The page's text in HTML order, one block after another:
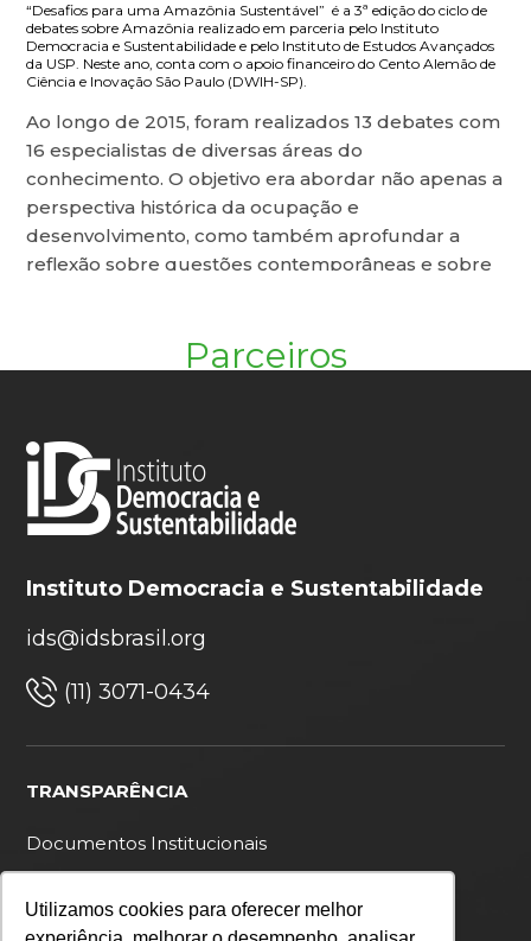
Utilizamos cookies para oferecer melhor
“Desafios para uma Amazônia Sustentável” é a 3ª edição do ciclo de
debates sobre Amazônia realizado em parceria pelo Instituto
Democracia e Sustentabilidade e pelo Instituto de Estudos Avançados
da USP. Neste ano, conta com o apoio financeiro do Cento Alemão de
Ciência e Inovação São Paulo (DWIH-SP).
Ao longo de 2015, foram realizados 13 debates com
16 especialistas de diversas áreas do
conhecimento. O objetivo era abordar não apenas a
perspectiva histórica da ocupação e
desenvolvimento, como também aprofundar a
reflexão sobre questões contemporâneas e sobre
sustentável dos recursos naturais; o
transfronteiriça.
Parceiros
Instituto Democracia e Sustentabilidade
ids@idsbrasil.org
(11) 3071-0434
TRANSPARÊNCIA
Documentos Institucionais
Política de privacidade